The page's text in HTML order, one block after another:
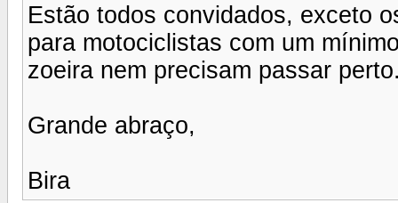
Estão todos convidados, exceto
para motociclistas com um
zoeira nem precisam passar
Grande abraço,
Bira